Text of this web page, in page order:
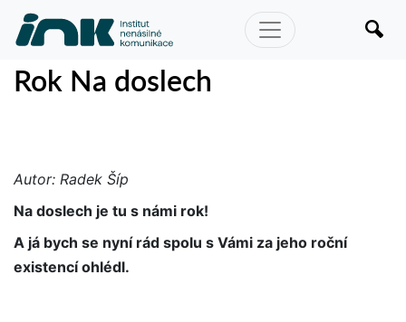
Rok Na doslech
Autor: Radek Šíp
Na doslech je tu s námi rok!
A já bych se nyní rád spolu s Vámi za jeho roční
existencí ohlédl.